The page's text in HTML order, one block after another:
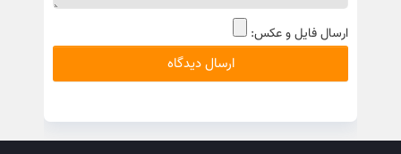
ارسال فایل و عکس: